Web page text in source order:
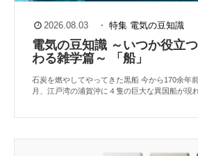
2026.08.03 ・ 特集 電気の豆知識
電気の豆知識 ～いつか役立
わる雑学篇～ 「船」
石炭を燃やしてやってきた黒船 今から170余年
月、江戸湾の浦賀沖に４隻の巨大な異国船が現